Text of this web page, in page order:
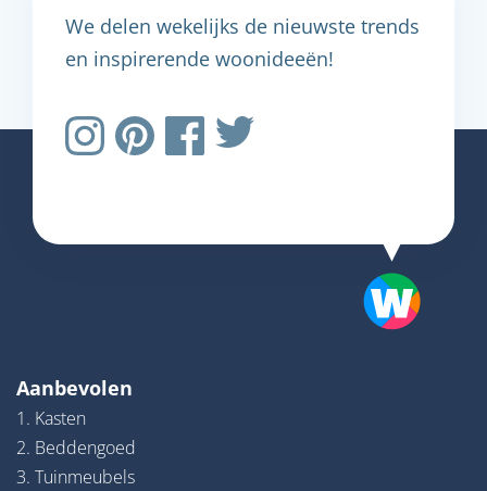
We delen wekelijks de nieuwste trends
en inspirerende woonideeën!
Aanbevolen
1. Kasten
2. Beddengoed
3. Tuinmeubels